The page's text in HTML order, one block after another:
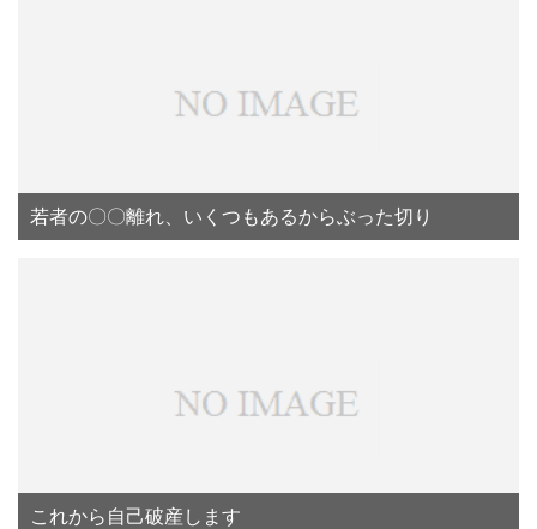
若者の〇〇離れ、いくつもあるからぶった切り
これから自己破産します